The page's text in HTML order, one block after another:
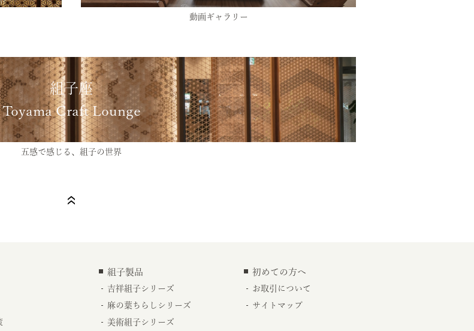
動画ギャラリー
組子座
Toyama Craft Lounge
五感で感じる、組子の世界
組子製品
吉祥組子シリーズ
麻の葉ちらしシリーズ
美術組子シリーズ
初めての方へ
お取引について
サイトマップ